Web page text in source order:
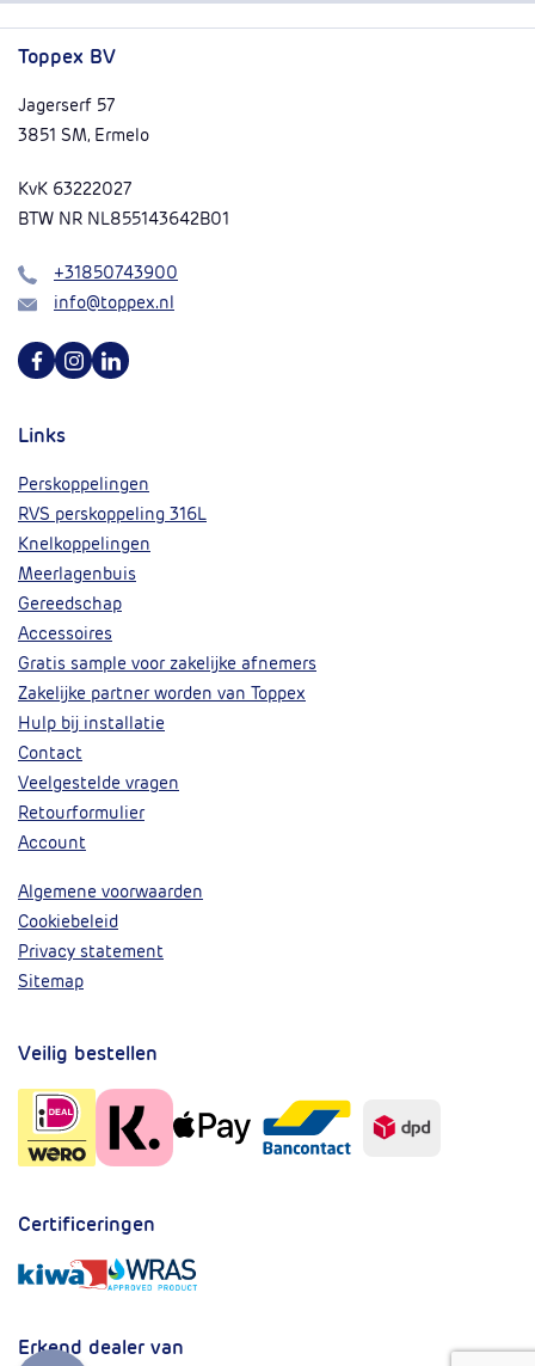
Toppex BV
Jagerserf 57
3851 SM, Ermelo
KvK 63222027
BTW NR NL855143642B01
Bel
+31850743900
Mail
info@toppex.nl
Volg ons op Facebook
Volg ons op Instagram
Volg ons op Linkedin
Links
Perskoppelingen
RVS perskoppeling 316L
Knelkoppelingen
Meerlagenbuis
Gereedschap
Accessoires
Gratis sample voor zakelijke afnemers
Zakelijke partner worden van Toppex
Hulp bij installatie
Contact
Veelgestelde vragen
Retourformulier
Account
Algemene voorwaarden
Cookiebeleid
Privacy statement
Sitemap
Veilig bestellen
Certificeringen
Erkend dealer van